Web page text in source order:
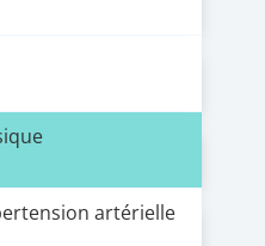
artérielle